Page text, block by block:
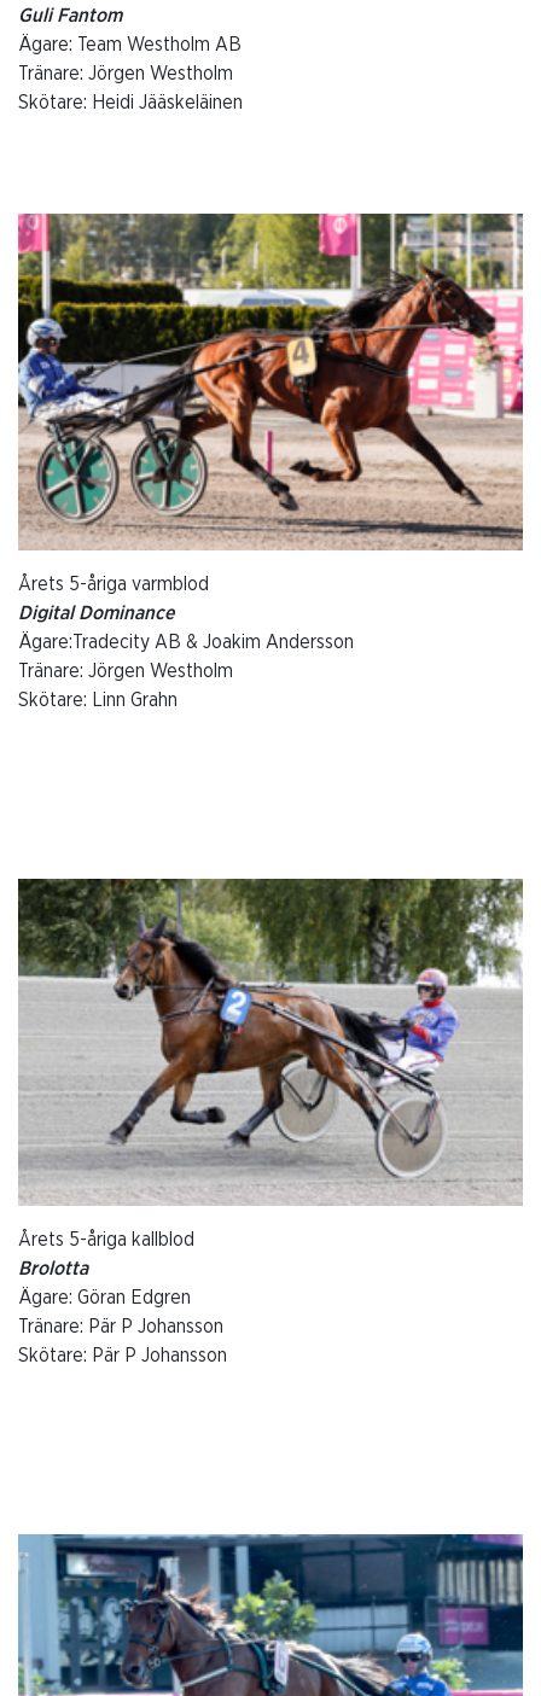
Guli Fantom
Ägare: Team Westholm AB
Tränare: Jörgen Westholm
Skötare: Heidi Jääskeläinen
Årets 5-åriga varmblod
Digital Dominance
Ägare:Tradecity AB & Joakim Andersson
Tränare: Jörgen Westholm
Skötare: Linn Grahn
Årets 5-åriga kallblod
Brolotta
Ägare: Göran Edgren
Tränare: Pär P Johansson
Skötare: Pär P Johansson